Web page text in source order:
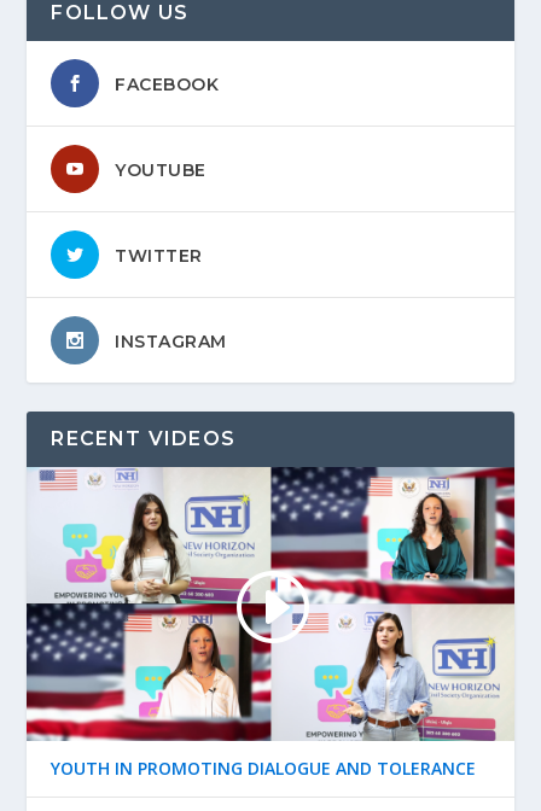
FOLLOW US
FACEBOOK
YOUTUBE
TWITTER
INSTAGRAM
RECENT VIDEOS
YOUTH IN PROMOTING DIALOGUE AND TOLERANCE